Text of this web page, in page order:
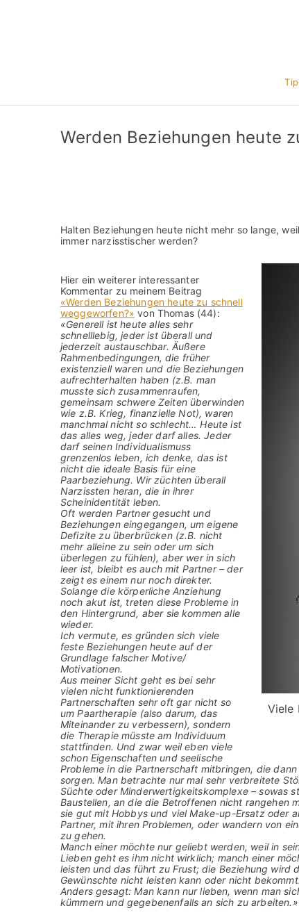
Werden Beziehungen heute
Halten Beziehungen heute nicht mehr so lange,
immer narzisstischer werden?
Viele
Hier ein weiterer interessanter
Kommentar zu meinem Beitrag
«Werden Beziehungen heute zu schnell
weggeworfen?» von Thomas (44):
«Generell ist heute alles sehr
schnelllebig, jeder ist überall und
jederzeit austauschbar. Äußere
Rahmenbedingungen, die früher
existenziell waren und die Beziehungen
aufrechterhalten haben (z.B. man
musste sich zusammenraufen,
gemeinsam schwere Zeiten überwinden
wie z.B. Krieg, finanzielle Not), waren
manchmal nicht so schlecht… Heute ist
das alles weg, jeder darf alles. Jeder
darf seinen Individualismuss
grenzenlos leben, ich denke, das ist
nicht die ideale Basis für eine
Paarbeziehung. Wir züchten überall
Narzissten heran, die in ihrer
Scheinidentität leben.
Oft werden Partner gesucht und
Beziehungen eingegangen, um eigene
Defizite zu überbrücken (z.B. nicht
mehr alleine zu sein oder um sich
überlegen zu fühlen), aber wer in sich
leer ist, bleibt es auch mit Partner – der
zeigt es einem nur noch direkter.
Solange die körperliche Anziehung
noch akut ist, treten diese Probleme in
den Hintergrund, aber sie kommen alle
wieder.
Ich vermute, es gründen sich viele
feste Beziehungen heute auf der
Grundlage falscher Motive/
Motivationen.
Aus meiner Sicht geht es bei sehr
vielen nicht funktionierenden
Partnerschaften sehr oft gar nicht so
um Paartherapie (also darum, das
Miteinander zu verbessern), sondern
die Therapie müsste am Individuum
stattfinden. Und zwar weil eben viele
schon Eigenschaften und seelische
Probleme in die Partnerschaft mitbringen, die
sorgen. Man betrachte nur mal sehr verbreitete
Süchte oder Minderwertigkeitskomplexe – sowas
Baustellen, an die die Betroffenen nicht rangehen
sie gut mit Hobbys und viel Make-up-Ersatz oder
Partner, mit ihren Problemen, oder wandern von
zu gehen.
Manch einer möchte nur geliebt werden, weil in
Lieben geht es ihm nicht wirklich; manch einer
leisten und das führt zu Frust; die Beziehung wird
Gewünschte nicht leisten kann oder nicht
Anders gesagt: Man kann nur lieben, wenn man
kümmern und gegebenenfalls an sich zu arbeiten.»